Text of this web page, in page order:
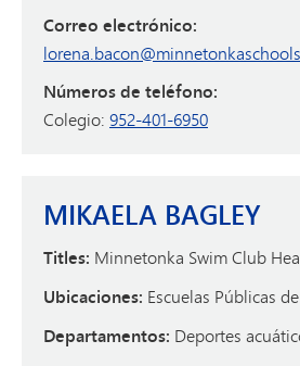
Correo electrónico:
Números de teléfono:
Colegio: 952-401-6950
MIKAELA BAGLEY
Titles: Minnetonka Swim Club
Ubicaciones: Escuelas Públicas
Departamentos: Deportes